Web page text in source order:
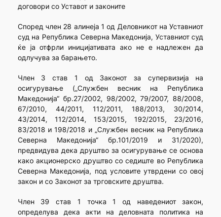
договори со Уставот и законите
Според член 28 алинеја 1 од Деловникот на Уставниот
суд на Република Северна Македонија, Уставниот суд
ќе ја отфрли иницијативата ако не е надлежен да
одлучува за барањето.
Член 3 став 1 од Законот за супервизија на
осигурување („Службен весник на Република
Македонија“ бр.27/2002, 98/2002, 79/2007, 88/2008,
67/2010, 44/2011, 112/2011, 188/2013, 30/2014,
43/2014, 112/2014, 153/2015, 192/2015, 23/2016,
83/2018 и 198/2018 и „Службен весник на Република
Северна Македонија“ бр.101/2019 и 31/2020),
предвидува дека друштво за осигурување се основа
како акционерско друштво со седиште во Република
Северна Македонија, под условите утврдени со овој
закон и со Законот за трговските друштва.
Член 39 став 1 точка 1 од наведениот закон,
определува дека акти на деловната политика на